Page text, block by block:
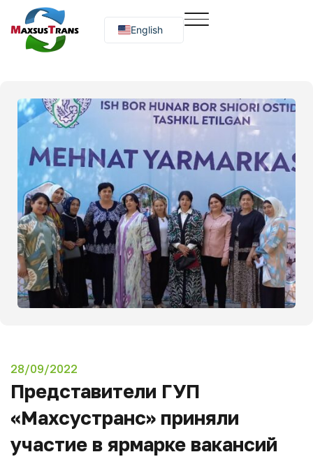
English
Русский
28/09/2022
Представители ГУП
«Махсустранс» приняли
участие в ярмарке вакансий